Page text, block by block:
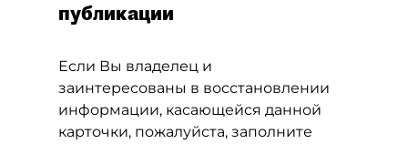
публикации
Если Вы владелец и
заинтересованы в восстановлении
информации, касающейся данной
карточки, пожалуйста, заполните